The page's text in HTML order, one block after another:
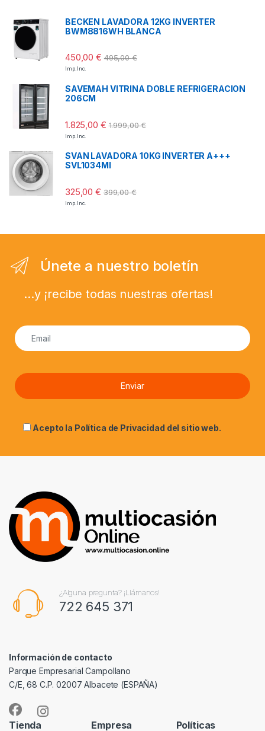
BECKEN LAVADORA 12KG INVERTER
BWM8816WH BLANCA
450,00€ 495,00€
Imp. Inc.
SAVEMAH VITRINA DOBLE REFRIGERACION
206CM
1.825,00 € 1.999,00€
Imp. Inc.
SVAN LAVADORA 10KG INVERTER A+++
SVL1034MI
325,00€ 399,00€
Imp. Inc.
Únete a nuestro boletín
...y ¡recibe todas nuestras ofertas!
Acepto la Política de Privacidad del sitio web.
¿Alguna pregunta? ¡Llámanos!
722 645 371
Información de contacto
Parque Empresarial Campollano
C/E, 68 C.P. 02007 Albacete (ESPAÑA)
Tienda Empresa Políticas